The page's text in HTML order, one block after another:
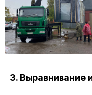
3. Выравнивание